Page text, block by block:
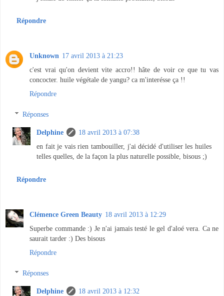
Répondre
Unknown 17 avril 2013 à 21:23
c'est vrai qu'on devient vite accro!! hâte de voir ce que tu vas
concocter. huile végétale de yangu? ca m'interésse ça !!
Répondre
Réponses
Delphine
18 avril 2013 à 07:38
en fait je vais rien tambouiller, j'ai décidé d'utiliser les huiles
telles quelles, de la façon la plus naturelle possible, bisous ;)
Répondre
Clémence Green Beauty 18 avril 2013 à 12:29
Superbe commande :) Je n'ai jamais testé le gel d'aloé vera. Ca ne
saurait tarder :) Des bisous
Répondre
Réponses
Delphine
18 avril 2013 à 12:32